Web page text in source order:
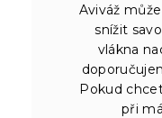
Aviváž
snížit
vlákna
Pokud
při